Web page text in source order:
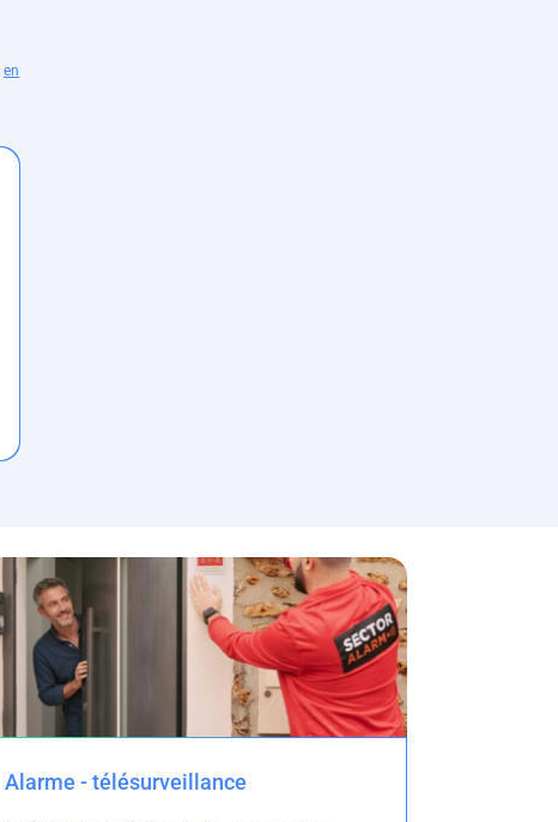
en
Alarme - télésurveillance